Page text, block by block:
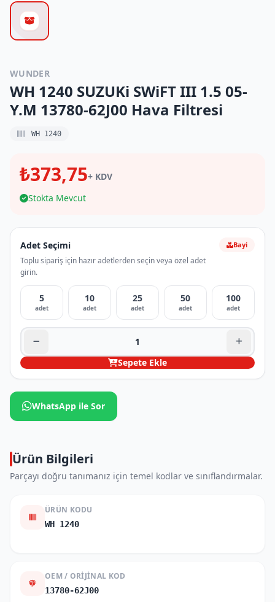
WUNDER
WH 1240 SUZUKi SWiFT III 1.5 05-
Y.M 13780-62J00 Hava Filtresi
WH 1240
₺373,75+ KDV
Stokta Mevcut
Adet Seçimi
Toplu sipariş için hazır adetlerden seçin veya özel adet
girin.
Bayi
5
adet
10
adet
25
adet
50
adet
100
adet
Sepete Ekle
WhatsApp ile Sor
Ürün Bilgileri
Parçayı doğru tanımanız için temel kodlar ve sınıflandırmalar.
ÜRÜN KODU
WH 1240
OEM / ORIJINAL KOD
13780-62J00